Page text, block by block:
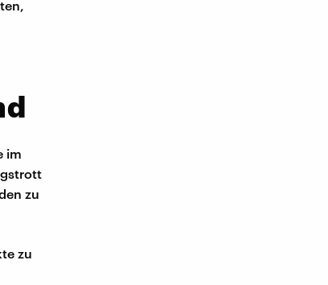
im
zu
zu